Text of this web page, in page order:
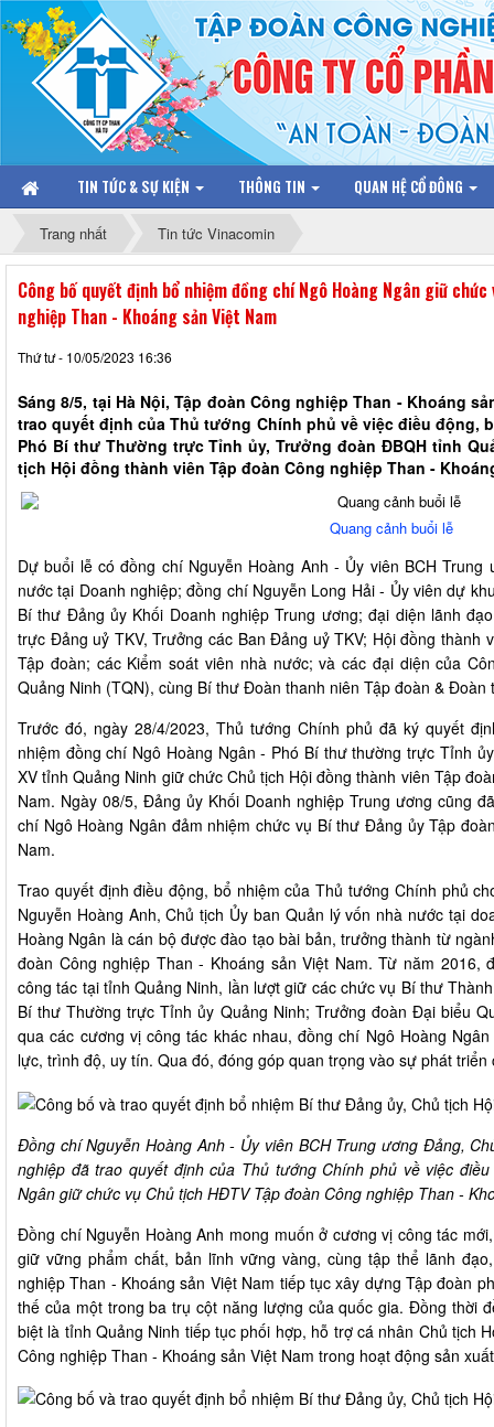
TIN TỨC & SỰ KIỆN THÔNG TIN QUAN HỆ CỔ ĐÔNG
Trang nhất Tin tức Vinacomin
Công bố quyết định bổ nhiệm đồng chí Ngô Hoàng Ngân giữ
nghiệp Than - Khoáng sản Việt Nam
Thứ tư - 10/05/2023 16:36
Sáng 8/5, tại Hà Nội, Tập đoàn Công nghiệp Than - Khoáng
trao quyết định của Thủ tướng Chính phủ về việc điều động,
Phó Bí thư Thường trực Tỉnh ủy, Trưởng đoàn ĐBQH tỉnh
tịch Hội đồng thành viên Tập đoàn Công nghiệp Than -
Quang cảnh buổi lễ
Dự buổi lễ có đồng chí Nguyễn Hoàng Anh - Ủy viên BCH
nước tại Doanh nghiệp; đồng chí Nguyễn Long Hải - Ủy viên dự
Bí thư Đảng ủy Khối Doanh nghiệp Trung ương; đại diện lãnh
trực Đảng uỷ TKV, Trưởng các Ban Đảng uỷ TKV; Hội đồng thành
Tập đoàn; các Kiểm soát viên nhà nước; và các đại diện của
Quảng Ninh (TQN), cùng Bí thư Đoàn thanh niên Tập đoàn &
Trước đó, ngày 28/4/2023, Thủ tướng Chính phủ đã ký quyết
nhiệm đồng chí Ngô Hoàng Ngân - Phó Bí thư thường trực Tỉnh
XV tỉnh Quảng Ninh giữ chức Chủ tịch Hội đồng thành viên Tập
Nam. Ngày 08/5, Đảng ủy Khối Doanh nghiệp Trung ương cũng
chí Ngô Hoàng Ngân đảm nhiệm chức vụ Bí thư Đảng ủy Tập
Nam.
Trao quyết định điều động, bổ nhiệm của Thủ tướng Chính phủ
Nguyễn Hoàng Anh, Chủ tịch Ủy ban Quản lý vốn nhà nước tại
Hoàng Ngân là cán bộ được đào tạo bài bản, trưởng thành từ
đoàn Công nghiệp Than - Khoáng sản Việt Nam. Từ năm 2016,
công tác tại tỉnh Quảng Ninh, lần lượt giữ các chức vụ Bí thư
Bí thư Thường trực Tỉnh ủy Quảng Ninh; Trưởng đoàn Đại biểu
qua các cương vị công tác khác nhau, đồng chí Ngô Hoàng
lực, trình độ, uy tín. Qua đó, đóng góp quan trọng vào sự phát
Đồng chí Nguyễn Hoàng Anh - Ủy viên BCH Trung ương Đảng,
nghiệp đã trao quyết định của Thủ tướng Chính phủ về việc
Ngân giữ chức vụ Chủ tịch HĐTV Tập đoàn Công nghiệp Than -
Đồng chí Nguyễn Hoàng Anh mong muốn ở cương vị công tác
giữ vững phẩm chất, bản lĩnh vững vàng, cùng tập thể lãnh
nghiệp Than - Khoáng sản Việt Nam tiếp tục xây dựng Tập đoàn
thế của một trong ba trụ cột năng lượng của quốc gia. Đồng thời
biệt là tỉnh Quảng Ninh tiếp tục phối hợp, hỗ trợ cá nhân Chủ tịch
Công nghiệp Than - Khoáng sản Việt Nam trong hoạt động sản